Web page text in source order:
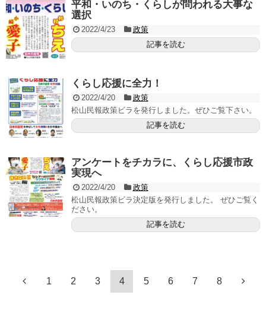
平和・いのち・くらしが問われる大事な
選択
2022/4/23
政策
記事を読む
くらし応援に全力！
2022/4/20
政策
松山民報政策ビラを発行しました。ぜひご覧下さい。
記事を読む
アンケートをチカラに、くらし応援市政
実現へ
2022/4/20
政策
松山民報政策ビラ決定版を発行しました。 ぜひご覧く
ださい。
記事を読む
1 2 3 4 5 6 7 8